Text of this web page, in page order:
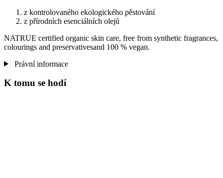
z kontrolovaného ekologického pěstování
z přírodních esenciálních olejů
NATRUE certified organic skin care, free from synthetic fragrances,
colourings and preservativesand 100 % vegan.
Právní informace
K tomu se hodí